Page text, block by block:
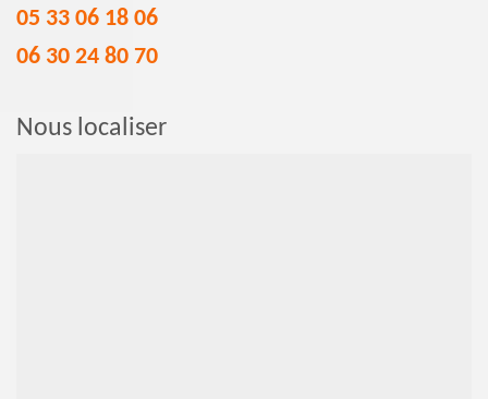
05 33 06 18 06
06 30 24 80 70
Nous localiser